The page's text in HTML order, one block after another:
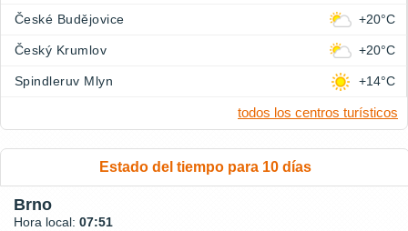
České Budějovice +20°C
Český Krumlov +20°C
Spindleruv Mlyn +14°C
todos los centros turísticos
Estado del tiempo para 10 días
Brno
Hora local: 07:51